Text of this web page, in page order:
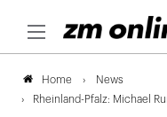
Home
News
Rheinland-Pfalz: Michael